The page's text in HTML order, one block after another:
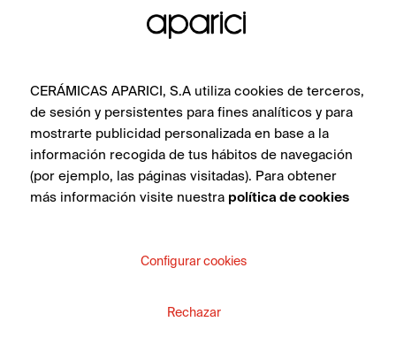
CERÁMICAS APARICI, S.A utiliza cookies de terceros,
de sesión y persistentes para fines analíticos y para
mostrarte publicidad personalizada en base a la
información recogida de tus hábitos de navegación
(por ejemplo, las páginas visitadas). Para obtener
más información visite nuestra política de cookies
Configurar cookies
Rechazar